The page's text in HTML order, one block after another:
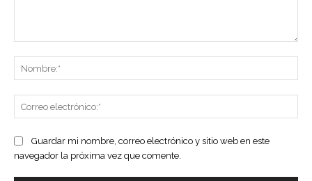
Guardar mi nombre, correo electrónico y sitio web en este
navegador la próxima vez que comente.